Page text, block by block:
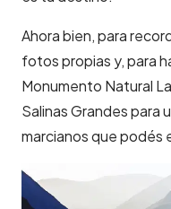
Ahora bien, para
fotos propias y, para
Monumento Natural
Salinas Grandes para
marcianos que podés